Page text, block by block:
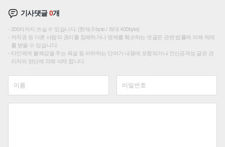
기사댓글0개
200자까지 쓰실 수 있습니다. (현재 0 byte / 최대 400byte)
저작권 등 다른 사람의 권리를 침해하거나 명예를 훼손하는 댓글은 관련 법률에 의해 제재
를 받을 수 있습니다.
타인에게 불쾌감을 주는 욕설 등 비하하는 단어가 내용에 포함되거나 인신공격성 글은 관
리자의 판단에 의해 삭제 합니다.